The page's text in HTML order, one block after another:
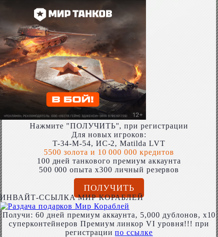
Нажмите "ПОЛУЧИТЬ", при регистрации
Для новых игроков:
T-34-M-54, ИС-2, Matilda LVT
5500 золота и 10 000 000 кредитов
100 дней танкового премиум аккаунта
500 000 опыта x300 личный резервов
ПОЛУЧИТЬ
ИНВАЙТ-ССЫЛКА МИР КОРАБЛЕЙ
Получи: 60 дней премиум аккаунта, 5,000 дублонов, x10
суперконтейнеров Премиум линкор VI уровня!!! при
регистрациипо ссылке